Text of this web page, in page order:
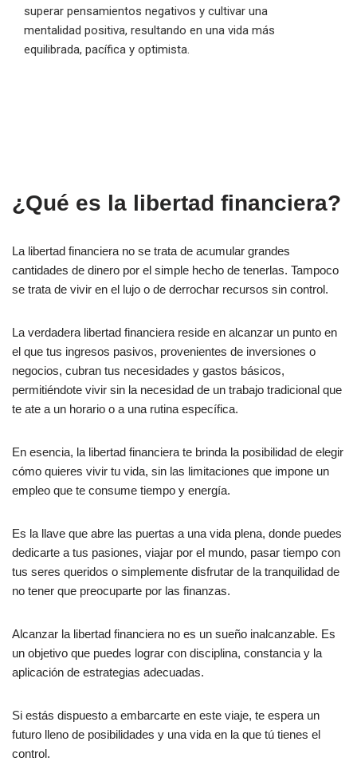
superar pensamientos negativos y cultivar una
mentalidad positiva, resultando en una vida más
equilibrada, pacífica y optimista.
¿Qué es la libertad financiera?
La libertad financiera no se trata de acumular grandes
cantidades de dinero por el simple hecho de tenerlas. Tampoco
se trata de vivir en el lujo o de derrochar recursos sin control.
La verdadera libertad financiera reside en alcanzar un punto en
el que tus ingresos pasivos, provenientes de inversiones o
negocios, cubran tus necesidades y gastos básicos,
permitiéndote vivir sin la necesidad de un trabajo tradicional que
te ate a un horario o a una rutina específica.
En esencia, la libertad financiera te brinda la posibilidad de elegir
cómo quieres vivir tu vida, sin las limitaciones que impone un
empleo que te consume tiempo y energía.
Es la llave que abre las puertas a una vida plena, donde puedes
dedicarte a tus pasiones, viajar por el mundo, pasar tiempo con
tus seres queridos o simplemente disfrutar de la tranquilidad de
no tener que preocuparte por las finanzas.
Alcanzar la libertad financiera no es un sueño inalcanzable. Es
un objetivo que puedes lograr con disciplina, constancia y la
aplicación de estrategias adecuadas.
Si estás dispuesto a embarcarte en este viaje, te espera un
futuro lleno de posibilidades y una vida en la que tú tienes el
control.